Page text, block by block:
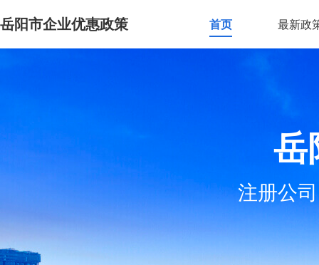
岳阳市企业优惠政策 首页 最新政
岳
注册公